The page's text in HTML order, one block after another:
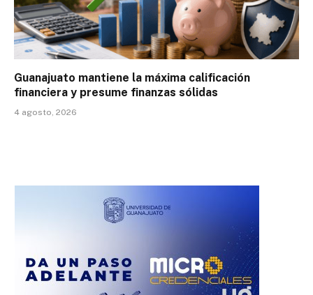
Guanajuato mantiene la máxima calificación
financiera y presume finanzas sólidas
4 agosto, 2026